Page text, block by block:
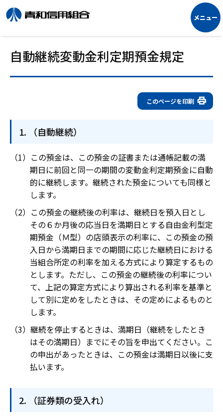
自動継続変動金利定期預金規定
このページを印刷
（自動継続）
この預金は、この預金の証書または通帳記載の満
期日に前回と同一の期間の変動金利定期預金に自動
的に継続します。継続された預金についても同様と
します。
この預金の継続後の利率は、継続日を預入日とし
その６か月後の応当日を満期日とする自由金利型定
期預金（Ｍ型）の店頭表示の利率に、この預金の預
入日から満期日までの期間に応じた継続日における
当組合所定の利率を加える方式により算定するもの
とします。ただし、この預金の継続後の利率につい
て、上記の算定方式により算出される利率を基準と
して別に定めをしたときは、その定めによるものと
します。
継続を停止するときは、満期日（継続をしたとき
はその満期日）までにその旨を申出てください。こ
の申出があったときは、この預金は満期日以後に支
払います。
（証券類の受入れ）